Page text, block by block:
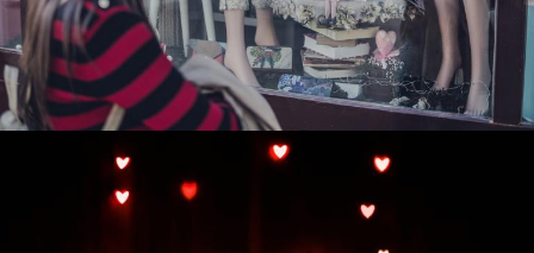
Смотреть проект